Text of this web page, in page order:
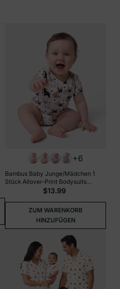
+6
Bambus Baby Junge/Mädchen 1
Stück Allover-Print Bodysuits
$13.99
ZUM WARENKORB
HINZUFÜGEN